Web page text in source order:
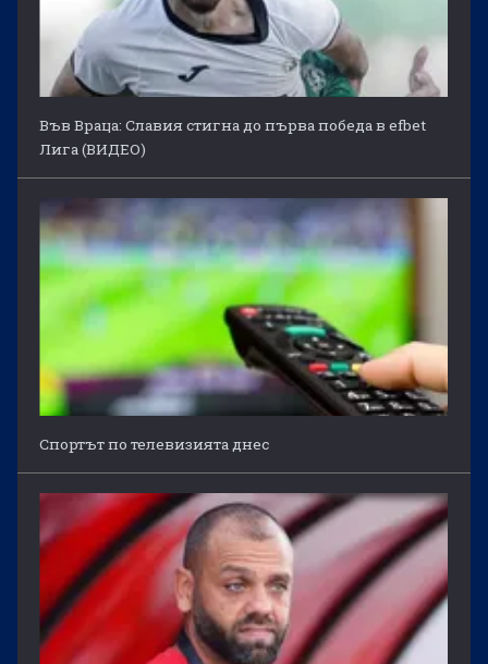
Във Враца: Славия стигна до първа победа в efbet
Лига (ВИДЕО)
Спортът по телевизията днес